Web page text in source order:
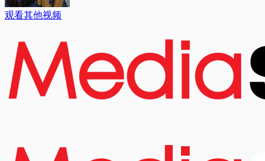
观看其他视频